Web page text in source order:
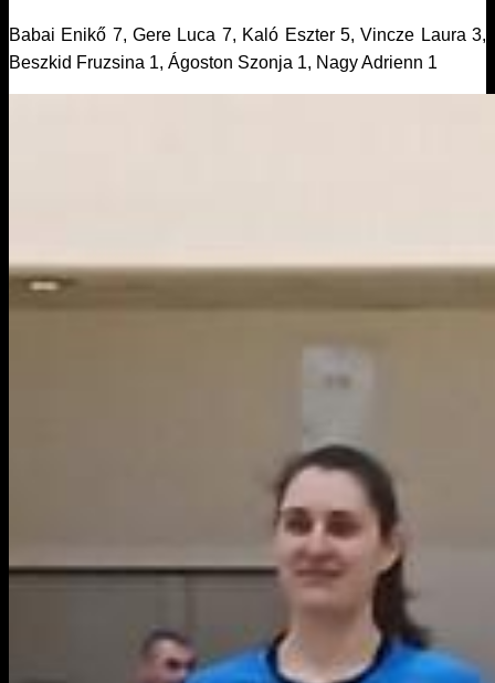
Babai Enikő 7, Gere Luca 7, Kaló Eszter 5, Vincze Laura 3,
Beszkid Fruzsina 1, Ágoston Szonja 1, Nagy Adrienn 1